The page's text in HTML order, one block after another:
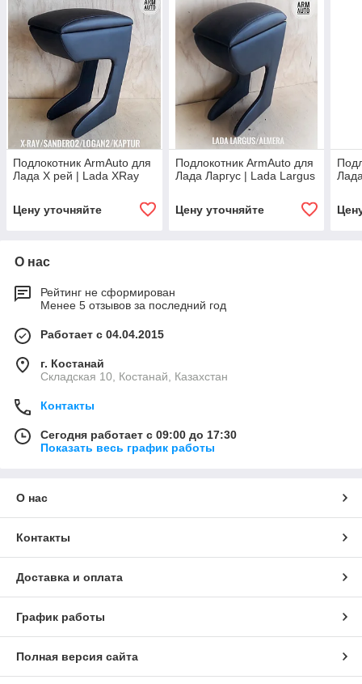
Подлокотник ArmAuto для
Лада Х рей | Lada XRay
Цену уточняйте
Подлокотник ArmAuto для
Лада Ларгус | Lada Largus
Цену уточняйте
О нас
Рейтинг не сформирован
Менее 5 отзывов за последний год
Работает с 04.04.2015
г. Костанай
Складская 10, Костанай, Казахстан
Контакты
Сегодня работает с 09:00 до 17:30
Показать весь график работы
О нас
Контакты
Доставка и оплата
График работы
Полная версия сайта